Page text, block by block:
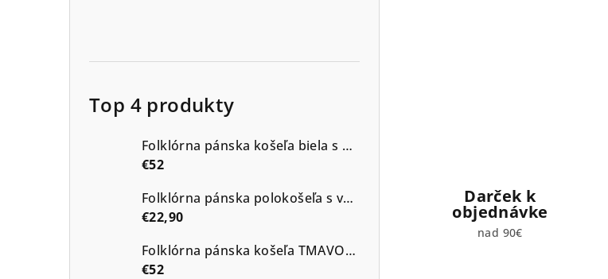
Top 4 produkty
Folklórna pánska košeľa biela s modrou výšivkou vzor Kristián2
€52
Folklórna pánska polokošeľa s výšivkou vzor Kristián tmavé odtiene
€22,90
Folklórna pánska košeľa TMAVOMODRÁ s výšivkou vzor Kristián2 v modrých odtieňoch
€52
Darček k
objednávke
nad 90€